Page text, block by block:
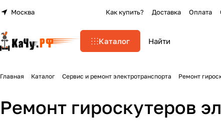
Москва Как купить? Доставка Оплата
Каталог
Главная Каталог Сервис и ремонт электротранспорта Ремонт
Ремонт гироскутеров